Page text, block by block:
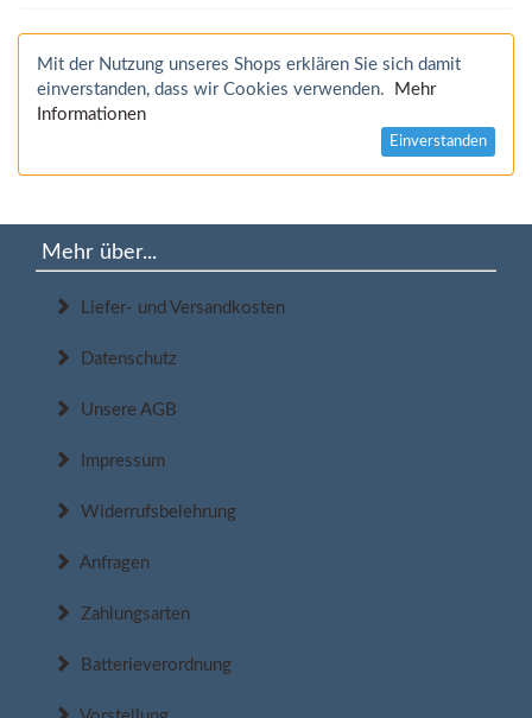
Mit der Nutzung unseres Shops erklären Sie sich damit
einverstanden, dass wir Cookies verwenden.
Mehr
Informationen
Einverstanden
Mehr über...
Liefer- und Versandkosten
Datenschutz
Unsere AGB
Impressum
Widerrufsbelehrung
Anfragen
Zahlungsarten
Batterieverordnung